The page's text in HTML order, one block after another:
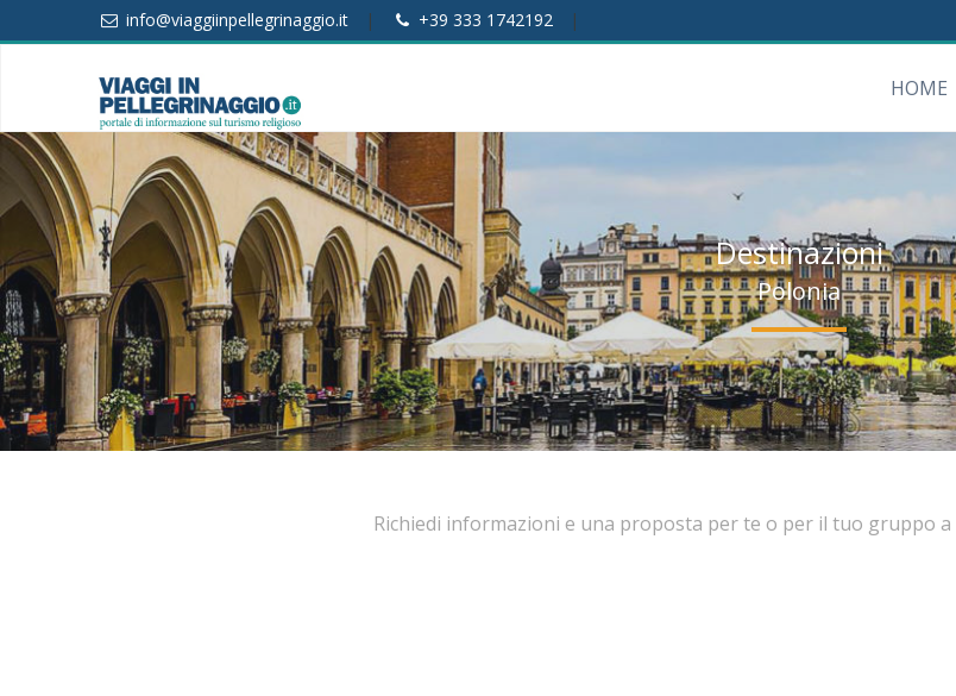
info@viaggiinpellegrinaggio.it | +39 333 1742192 |
HOME
Destinazioni
Polonia
Richiedi informazioni e una proposta per te o per il tuo gruppo a